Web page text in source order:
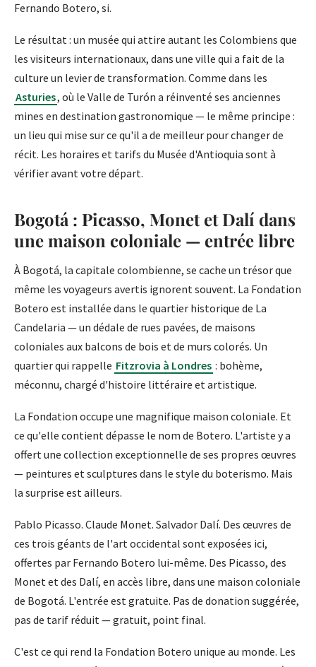
Fernando Botero, si.
Le résultat : un musée qui attire autant les Colombiens que
les visiteurs internationaux, dans une ville qui a fait de la
culture un levier de transformation. Comme dans les
Asturies, où le Valle de Turón a réinventé ses anciennes
mines en destination gastronomique — le même principe :
un lieu qui mise sur ce qu'il a de meilleur pour changer de
récit. Les horaires et tarifs du Musée d'Antioquia sont à
vérifier avant votre départ.
Bogotá : Picasso, Monet et Dalí dans
une maison coloniale — entrée libre
À Bogotá, la capitale colombienne, se cache un trésor que
même les voyageurs avertis ignorent souvent. La Fondation
Botero est installée dans le quartier historique de La
Candelaria — un dédale de rues pavées, de maisons
coloniales aux balcons de bois et de murs colorés. Un
quartier qui rappelle Fitzrovia à Londres : bohème,
méconnu, chargé d'histoire littéraire et artistique.
La Fondation occupe une magnifique maison coloniale. Et
ce qu'elle contient dépasse le nom de Botero. L'artiste y a
offert une collection exceptionnelle de ses propres œuvres
— peintures et sculptures dans le style du boterismo. Mais
la surprise est ailleurs.
Pablo Picasso. Claude Monet. Salvador Dalí. Des œuvres de
ces trois géants de l'art occidental sont exposées ici,
offertes par Fernando Botero lui-même. Des Picasso, des
Monet et des Dalí, en accès libre, dans une maison coloniale
de Bogotá. L'entrée est gratuite. Pas de donation suggérée,
pas de tarif réduit — gratuit, point final.
C'est ce qui rend la Fondation Botero unique au monde. Les